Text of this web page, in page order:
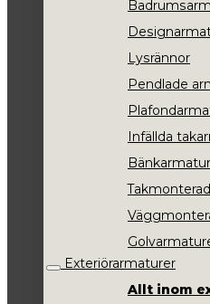
Lysrännor
Pendlade
Infällda
Exteriörarmaturer
Allt inom